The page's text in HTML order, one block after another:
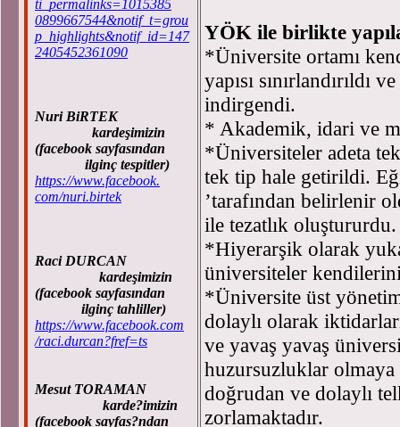
ti_permalinks=1015385
0899667544&notif_t=grou
p_highlights&notif_id=147
2405452361090
Nuri BiRTEK
kardeşimizin
(facebook sayfasından
ilginç tespitler)
https://www.facebook.
com/nuri.birtek
Raci DURCAN
kardeşimizin
(facebook sayfasından
ilginç tahliller)
https://www.facebook.com
/raci.durcan?fref=ts
Mesut TORAMAN
karde?imizin
(facebook sayfas?ndan
YÖK ile birlikte
*Üniversite ortamı
yapısı sınırlandırıldı
indirgendi.
* Akademik, idari ve
*Üniversiteler adeta
tek tip hale getirildi.
’tarafından belirlenir
ile tezatlık oluştururdu.
*Hiyerarşik olarak
üniversiteler
*Üniversite üst
dolaylı olarak
ve yavaş yavaş
huzursuzluklar olmaya
doğrudan ve dolaylı
zorlamaktadır.